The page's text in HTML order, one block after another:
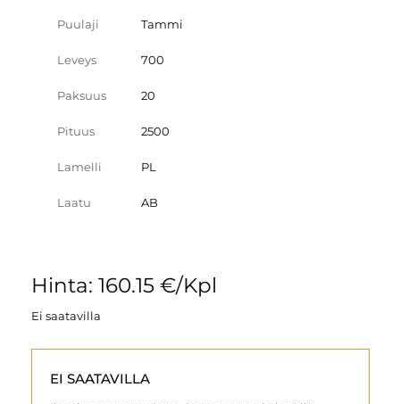
Puulaji Tammi
Leveys 700
Paksuus 20
Pituus 2500
Lamelli PL
Laatu AB
Hinta: 160.15 €/Kpl
Ei saatavilla
EI SAATAVILLA